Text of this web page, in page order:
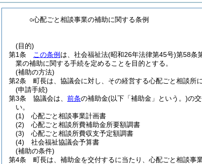
○心配ごと相談事業の補助に関する条例
(目的)
第1条
この条例 は、社会福祉法(昭和26年法律第45号)第58条
業の補助に関する手続を定めることを目的とする。
(補助の方法)
第2条
町長は、協議会に対し、その経営する心配ごと相談所
(申請手続)
第3条
協議会は、 前条の補助金(以下「補助金」という。)の
い。
(1)
心配ごと相談事業計画書
(2)
心配ごと相談所費補助金所要額調書
(3)
心配ごと相談所費収支予定額調書
(4)
社会福祉協議会予算書
(補助の条件)
第4条
町長は、補助金を交付するに当たり、心配ごと相談事